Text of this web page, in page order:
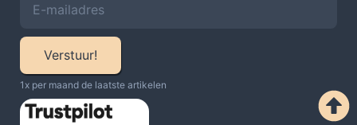
Verstuur!
1x per maand de laatste artikelen​